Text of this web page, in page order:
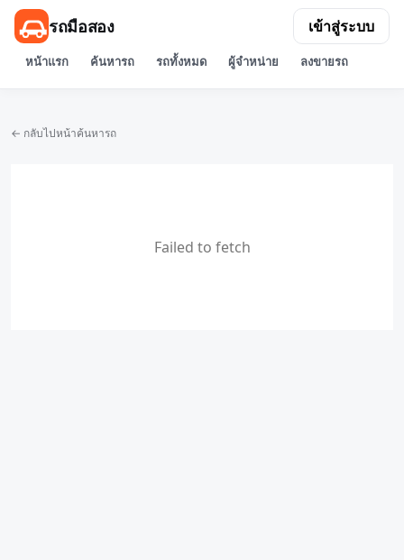
รถมือสอง
หน้าแรก ค้นหารถ รถทั้งหมด ผู้จำหน่าย ลงขายรถ
เข้าสู่ระบบ
← กลับไปหน้าค้นหารถ
Failed to fetch